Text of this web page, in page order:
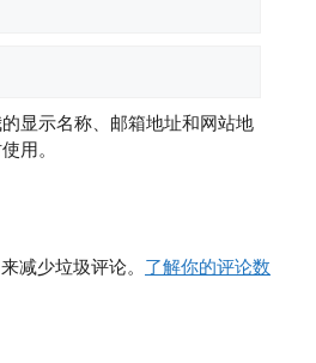
显示名称、邮箱地址和网站地
用。
减少垃圾评论。 了解你的评论数